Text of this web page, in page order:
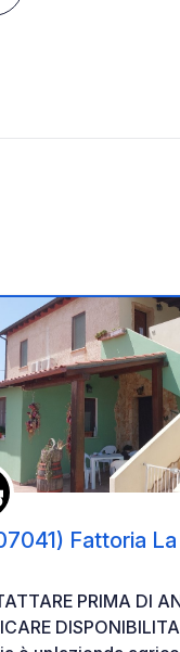
Fattoria
PRIMA DI
DISPONIBILITA' Fattoria